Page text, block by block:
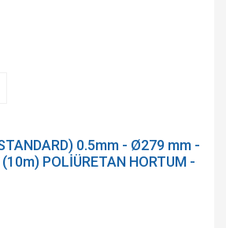
0.5mm - Ø279 mm -
POLİÜRETAN HORTUM -